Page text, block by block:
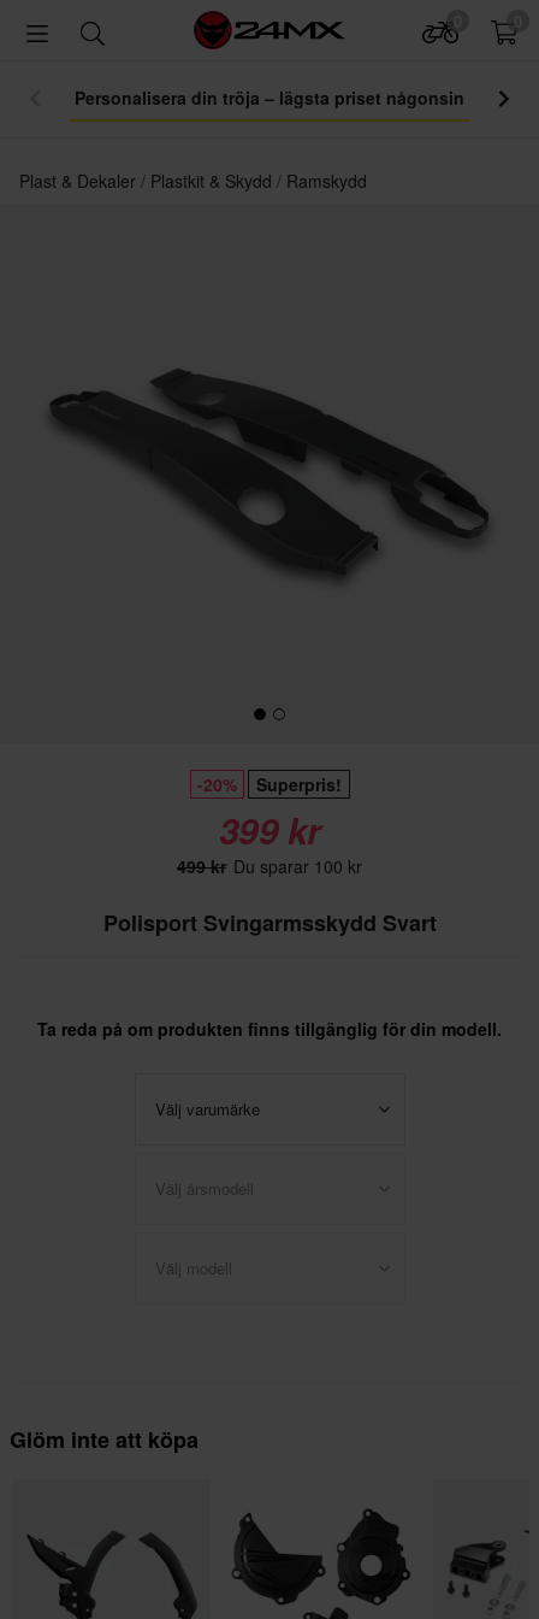
Personalisera din tröja – lägsta priset någonsin
Plast & Dekaler Plastkit & Skydd Ramskydd
-20% Superpris!
399 kr
499 kr Du sparar 100 kr
Polisport Svingarmsskydd Svart
Ta reda på om produkten finns tillgänglig för din modell.
Välj varumärke
Välj årsmodell
Välj modell
Glöm inte att köpa